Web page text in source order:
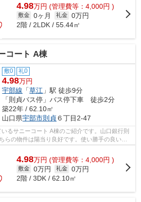
4.98万円 (管理費等：4,000円 )
敷金 0ヶ月 礼金 0万円
2階 / 2LDK / 55.44㎡
コート A棟
敷0 礼0
4.98万円
宇部線 「草江 」駅 徒歩9分
「則貞バス停」バス停下車 徒歩2分
築22年 / 62.10㎡
山口県宇部市則貞６丁目2-47
るサニーコート A棟のご紹介です。山口銀行則
らの物件は陽当り良好です。使い勝手の良いア
。できるだ...
4.98万円 (管理費等：4,000円 )
敷金 0万円 礼金 0万円
2階 / 3DK / 62.10㎡